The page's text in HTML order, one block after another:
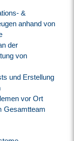
&
anhand von
der
von
und Erstellung
vor Ort
Gesamtteam